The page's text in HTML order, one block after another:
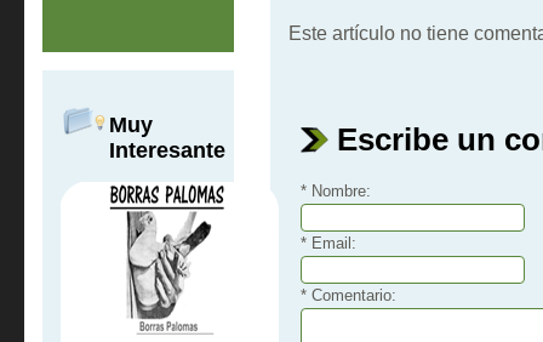
Muy
Interesante
Este artículo no tiene
Escribe un
* Nombre:
* Email:
* Comentario: